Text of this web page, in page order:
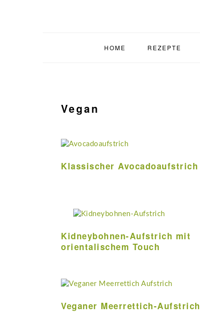
HOME REZEPTE
Vegan
Klassischer Avocadoaufstrich
Kidneybohnen-Aufstrich mit
orientalischem Touch
Veganer Meerrettich-Aufstrich